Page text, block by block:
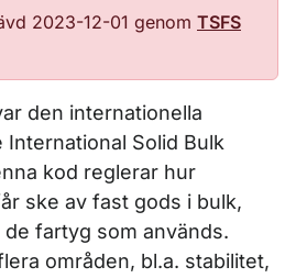
2023-12-01 genom TSFS
den internationella
Solid Bulk
kod reglerar hur
ske av fast gods i bulk,
fartyg som används.
områden, bl.a. stabilitet,